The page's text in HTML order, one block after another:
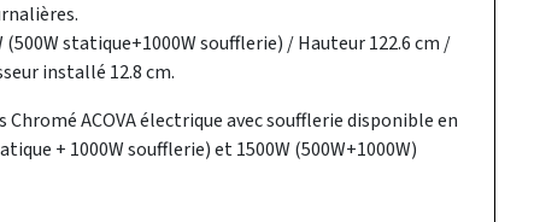
statique+1000W soufflerie) / Hauteur 122.6 cm /
installé 12.8 cm.
ACOVA électrique avec soufflerie disponible en
+ 1000W soufflerie) et 1500W (500W+1000W)